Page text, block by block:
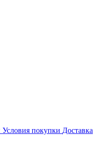
Условия покупки Доставка